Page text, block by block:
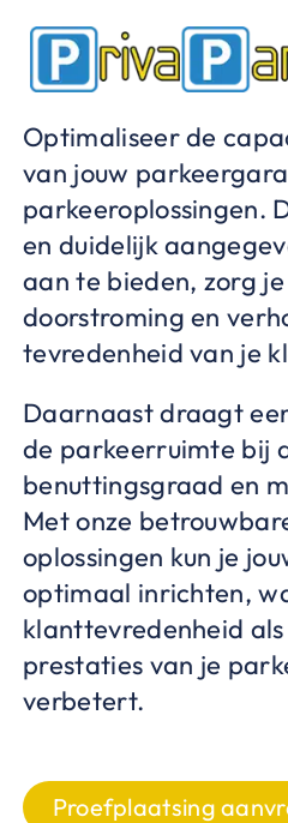
inhoud
Optimaliseer de
van jouw
parkeeroplossingen.
en duidelijk
aan te bieden, zorg
doorstroming en
tevredenheid van je
Daarnaast draagt
de parkeerruimte bij
benuttingsgraad en
Met onze
oplossingen kun je
optimaal inrichten,
klanttevredenheid
prestaties van je
verbetert.
Proefplaatsing